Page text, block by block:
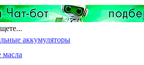
аккумуляторы